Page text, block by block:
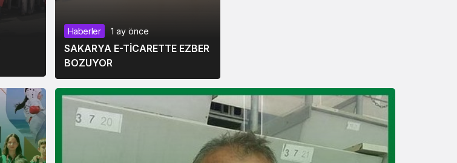
Haberler 1 ay önce
SAKARYA E-TİCARETTE EZBER
BOZUYOR